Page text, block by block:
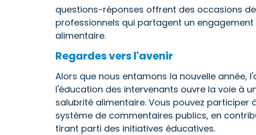
questions-réponses offrent des occasions
professionnels qui partagent un
alimentaire.
Regardes vers l'avenir
Alors que nous entamons la nouvelle année,
l'éducation des intervenants ouvre la voie à
salubrité alimentaire. Vous pouvez
système de commentaires publics, en
tirant parti des initiatives éducatives.